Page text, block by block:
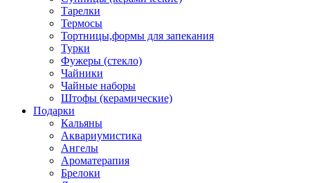
Тарелки
Термосы
Тортницы,формы для запекания
Турки
Фужеры (стекло)
Чайники
Чайные наборы
Штофы (керамические)
Подарки
Кальяны
Аквариумистика
Ангелы
Ароматерапия
Брелоки